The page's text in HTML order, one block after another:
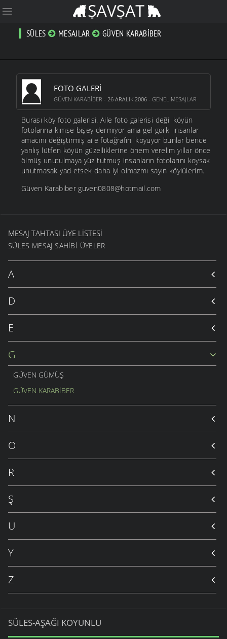
SÜLES MESAJLAR GÜVEN KARABIBER
FOTO GALERI
GÜVEN KARABIBER - 26 ARALIK 2006 - GENEL MESAJLAR
Burası köy foto galerisi. Aile foto galerisi değil köyün
fotolarına kimse bişey dermiyor ama gel görki insanlar
amacını değiştirmiş aile fotağrafını koyuyor bunlar bence
yanlış lütfen köyün güzelliklerine önem verelim yıllar önce
ölmüş unutulmaya yüz tutmuş insanların fotolarını koysak
unutmasak yad etsek daha iyi olmazmı sayın köylülerim.
Güven Karabiber guven0808@hotmail.com
MESAJ TAHTASI ÜYE LISTESI
SÜLES MESAJ SAHIBI ÜYELER
A
D
E
G
GÜVEN GÜMÜŞ
GÜVEN KARABIBER
N
O
R
Ş
U
Y
Z
SÜLES-AŞAĞI KOYUNLU